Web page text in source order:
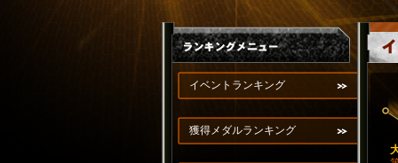
イベントランキング
獲得メダルランキング